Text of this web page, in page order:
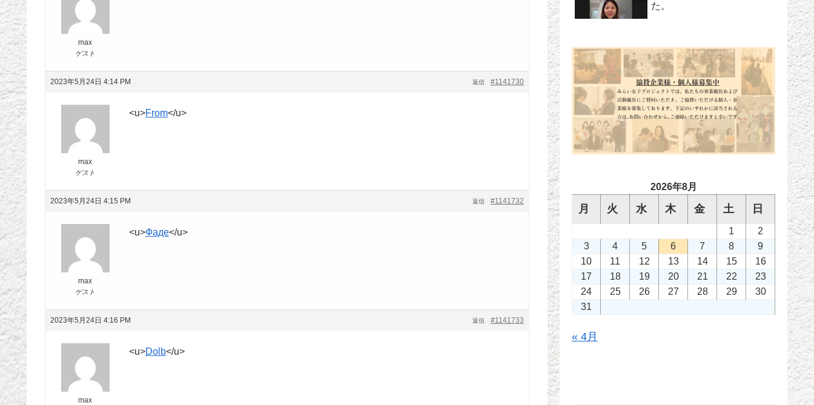
max
ゲスト
2023年5月24日 4:14 PM #1141730
返信
max
ゲスト
<u>From</u>
2023年5月24日 4:15 PM #1141732
返信
max
ゲスト
<u>Фаде</u>
2023年5月24日 4:16 PM #1141733
返信
max
<u>Dolb</u>
た。
2026年8月
月 火 水 木 金 土 日
1
2
3
4 5 6 7 8
9
10
11 12 13 14 15
16
17
18 19 20 21 22
23
24
25 26 27 28 29
30
31
« 4月